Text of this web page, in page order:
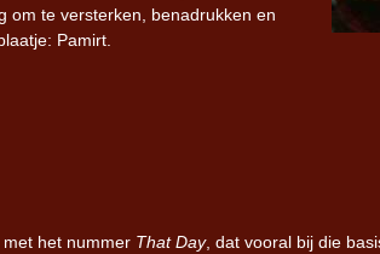
om te versterken, benadrukken en
Pamirt.
het nummer That Day, dat vooral bij die